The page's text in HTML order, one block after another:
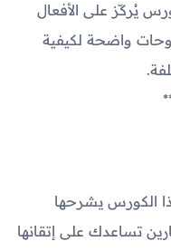
يُركّز على الأفعال
واضحة لكيفية
الكورس يشرحها
تساعدك على إتقانها